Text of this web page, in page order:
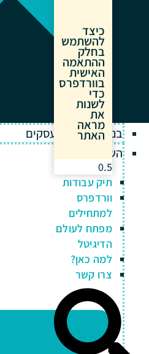
כיצד
להשתמש
בחלק
ההתאמה
האישית
בוורדפרס
כדי
לשנות
את
מראה
האתר
תיק עבודות
וורדפרס
למתחילים
מפתח לעולם
הדיגיטל
למה כאן?
צרו קשר
בניית אתרים לעסקים
השירותים שלנו